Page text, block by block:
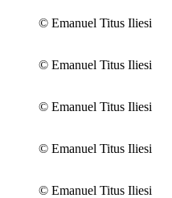
© Emanuel Titus Iliesi
© Emanuel Titus Iliesi
© Emanuel Titus Iliesi
© Emanuel Titus Iliesi
© Emanuel Titus Iliesi